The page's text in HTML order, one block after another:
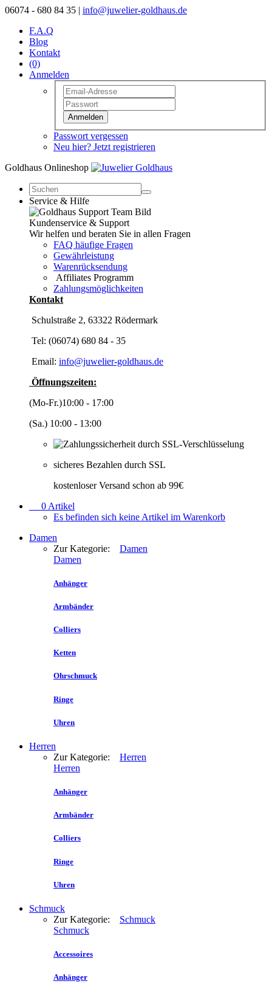
06074 - 680 84 35 | info@juwelier-goldhaus.de
F.A.Q
Blog
Kontakt
(0)
Anmelden
Anmelden
Passwort vergessen
Neu hier? Jetzt registrieren
Goldhaus Onlineshop
Service & Hilfe
Kundenservice & Support
Wir helfen und beraten Sie in allen Fragen
FAQ häufige Fragen
Gewährleistung
Warenrücksendung
Affiliates Programm
Zahlungsmöglichkeiten
Kontakt
Schulstraße 2, 63322 Rödermark
Tel: (06074) 680 84 - 35
Email: info@juwelier-goldhaus.de
Öffnungszeiten:
(Mo-Fr.)10:00 - 17:00
(Sa.) 10:00 - 13:00
sicheres Bezahlen durch SSL
kostenloser Versand schon ab 99€
0 Artikel
Es befinden sich keine Artikel im Warenkorb
Damen
Zur Kategorie: Damen
Damen
Anhänger
Armbänder
Colliers
Ketten
Ohrschmuck
Ringe
Uhren
Herren
Zur Kategorie: Herren
Herren
Anhänger
Armbänder
Colliers
Ringe
Uhren
Schmuck
Zur Kategorie: Schmuck
Schmuck
Accessoires
Anhänger